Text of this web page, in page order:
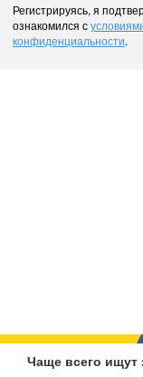
Регистрируясь, я
ознакомился с
конфиденциальности.
Чаще всего ищут